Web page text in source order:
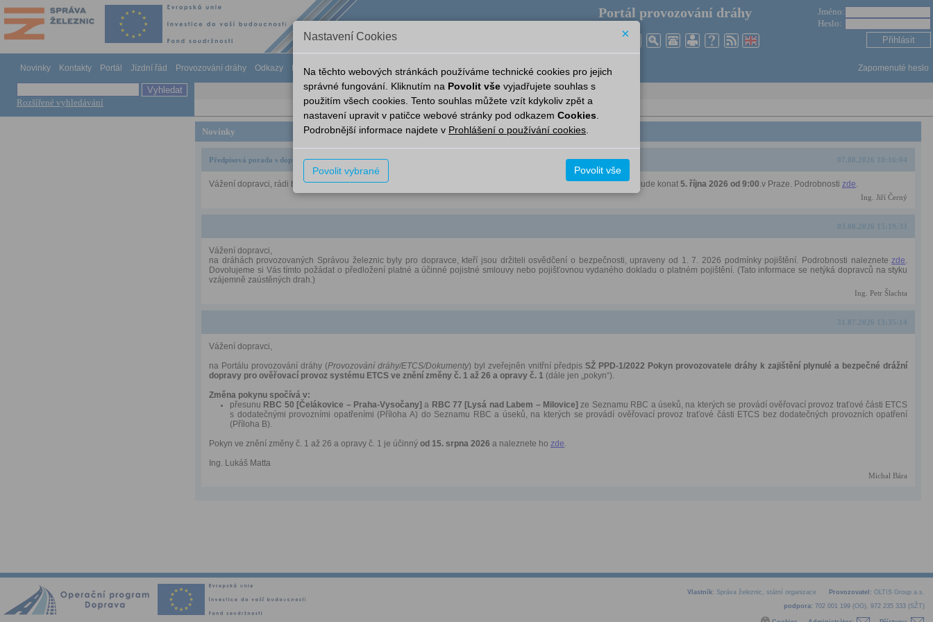
Portál provozování dráhy
Jméno:
Heslo:
Novinky Kontakty Portál Jízdní řád Provozování dráhy Odkazy Nápověda Provozní aplikace Aplikace Nový Portál Zapomenuté heslo
Rozšířené vyhledávání
Novinky
Předpisová porada s dopravci 07.08.2026 10:16:04
Vážení dopravci, rádi bychom Vás informovali o pořádání předpisové porady Správy železnic s dopravci, která se bude konat 5. října 2026 od 9:00.v Praze. Podrobnosti zde.
Ing. Jiří Černý
03.08.2026 15:19:33
Vážení dopravci,
na dráhách provozovaných Správou železnic byly pro dopravce, kteří jsou držiteli osvědčení o bezpečnosti, upraveny od 1. 7. 2026 podmínky pojištění. Podrobnosti naleznetezde.
Dovolujeme si Vás tímto požádat o předložení platné a účinné pojistné smlouvy nebo pojišťovnou vydaného dokladu o platném pojištění. (Tato informace se netýká dopravců na styku
vzájemně zaústěných drah.)
Ing. Petr Šlachta
31.07.2026 13:35:14
Vážení dopravci,
na Portálu provozování dráhy (Provozování dráhy/ETCS/Dokumenty) byl zveřejněn vnitřní předpisSŽ PPD-1/2022 Pokyn provozovatele dráhy k zajištění plynulé a bezpečné drážní
dopravy pro ověřovací provoz systému ETCS ve znění změny č. 1 až 26 a opravy č. 1 (dále jen „pokyn“).
Změna pokynu spočívá v:
přesunu RBC 50 [Čelákovice – Praha-Vysočany] a RBC 77 [Lysá nad Labem – Milovice] ze Seznamu RBC a úseků, na kterých se provádí ověřovací provoz traťové části ETCS
s dodatečnými provozními opatřeními (Příloha A) do Seznamu RBC a úseků, na kterých se provádí ověřovací provoz traťové části ETCS bez dodatečných provozních opatření
(Příloha B).
Pokyn ve znění změny č. 1 až 26 a opravy č. 1 je účinný od 15. srpna 2026 a naleznete ho zde.
Ing. Lukáš Matta
Michal Bára
Vlastník: Správa železnic, státní organizace Provozovatel: OLTIS Group a.s.
podpora: 702 001 199 (OG), 972 235 333 (SŽT)
Nastavení Cookies ×
Na těchto webových stránkách používáme technické cookies pro jejich
správné fungování. Kliknutím na Povolit vše vyjadřujete souhlas s
použitím všech cookies. Tento souhlas můžete vzít kdykoliv zpět a
nastavení upravit v patičce webové stránky pod odkazem Cookies
Podrobnější informace najdete v Prohlášení o používání cookies
Povolit vybrané Povolit vše